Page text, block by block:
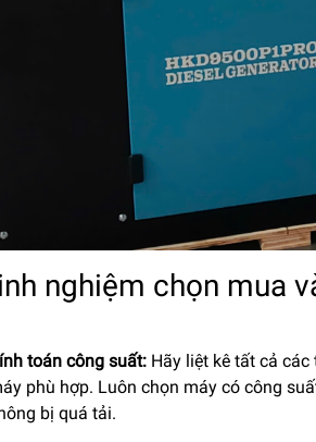
nghiệm chọn mua
toán công suất: Hãy liệt kê tất cả
phù hợp. Luôn chọn máy có công
bị quá tải.